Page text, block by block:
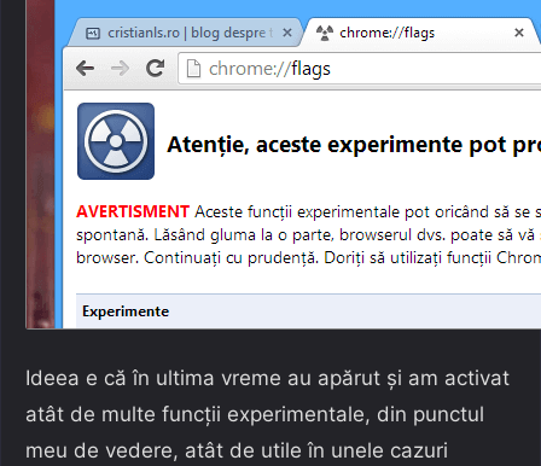
Ideea e că în ultima vreme au apărut și am activat
atât de multe funcții experimentale, din punctul
meu de vedere, atât de utile în unele cazuri